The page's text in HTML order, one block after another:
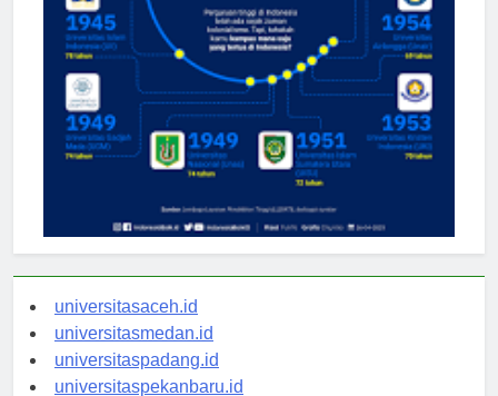
universitasaceh.id
universitasmedan.id
universitaspadang.id